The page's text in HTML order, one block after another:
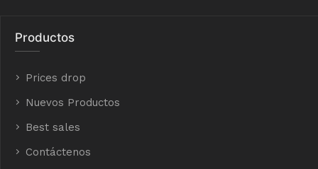
Productos
Prices drop
Nuevos Productos
Best sales
Contáctenos